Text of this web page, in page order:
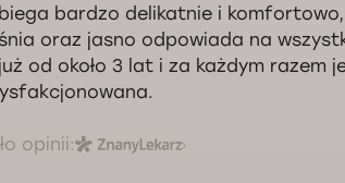
jakości świadczonych usług Doctorpro
bardzo delikatnie i
oraz jasno odpowiada na
od około 3 lat i za każdym razem
opinii: